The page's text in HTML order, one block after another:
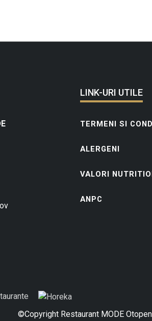
LINK-URI UTILE
TERMENI SI
ALERGENI
VALORI
ANPC
©Copyright Restaurant MODE